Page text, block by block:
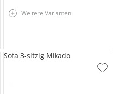
Weitere Varianten
Sofa 3-sitzig Mikado